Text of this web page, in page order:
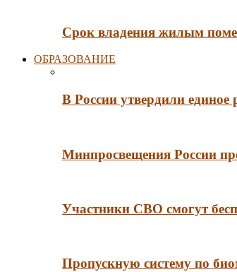
Срок владения жилым
ОБРАЗОВАНИЕ
В России утвердили
Минпросвещения России
Участники СВО смогут
Пропускную систему по